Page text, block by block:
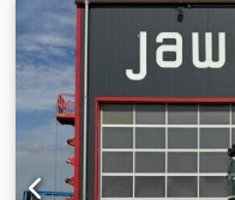
inmediato.
horas de
de trabajo: 1000 mm;
emisiones Stage V /
banda de rodadura lisa
hidrostática para la
rascadores por rodillo,